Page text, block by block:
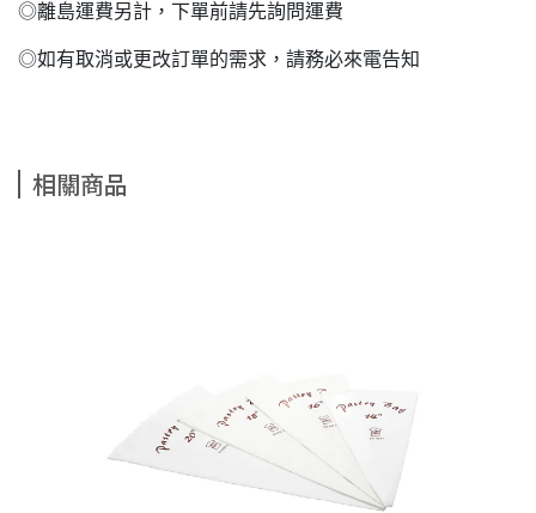
◎離島運費另計，下單前請先詢問運費
◎如有取消或更改訂單的需求，請務必來電告知
相關商品